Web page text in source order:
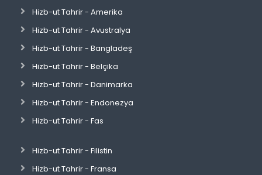
Hizb-ut Tahrir - Amerika
Hizb-ut Tahrir - Avustralya
Hizb-ut Tahrir - Bangladeş
Hizb-ut Tahrir - Belçika
Hizb-ut Tahrir - Danimarka
Hizb-ut Tahrir - Endonezya
Hizb-ut Tahrir - Fas
Hizb-ut Tahrir - Filistin
Hizb-ut Tahrir - Fransa